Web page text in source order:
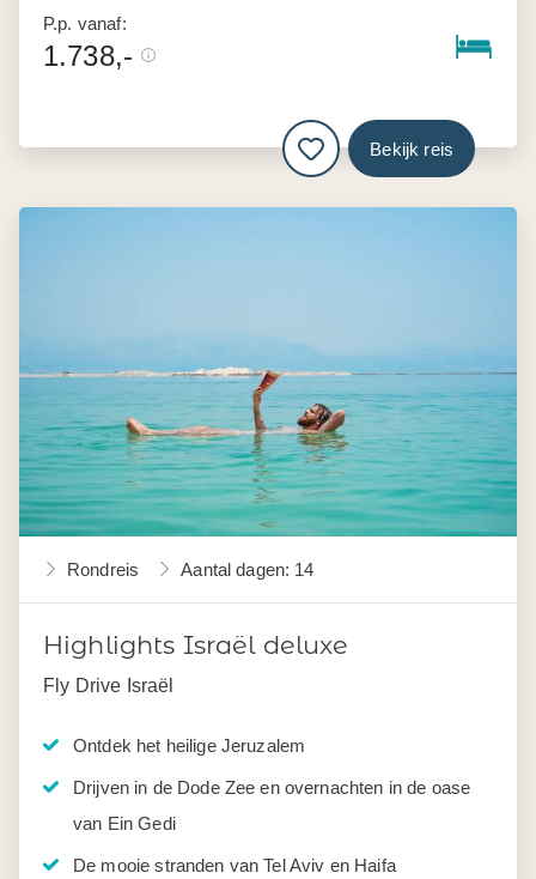
P.p. vanaf:
1.738,-
Bekijk reis
Rondreis Aantal dagen: 14
Highlights Israël deluxe
Fly Drive Israël
Ontdek het heilige Jeruzalem
Drijven in de Dode Zee en overnachten in de oase
van Ein Gedi
De mooie stranden van Tel Aviv en Haifa